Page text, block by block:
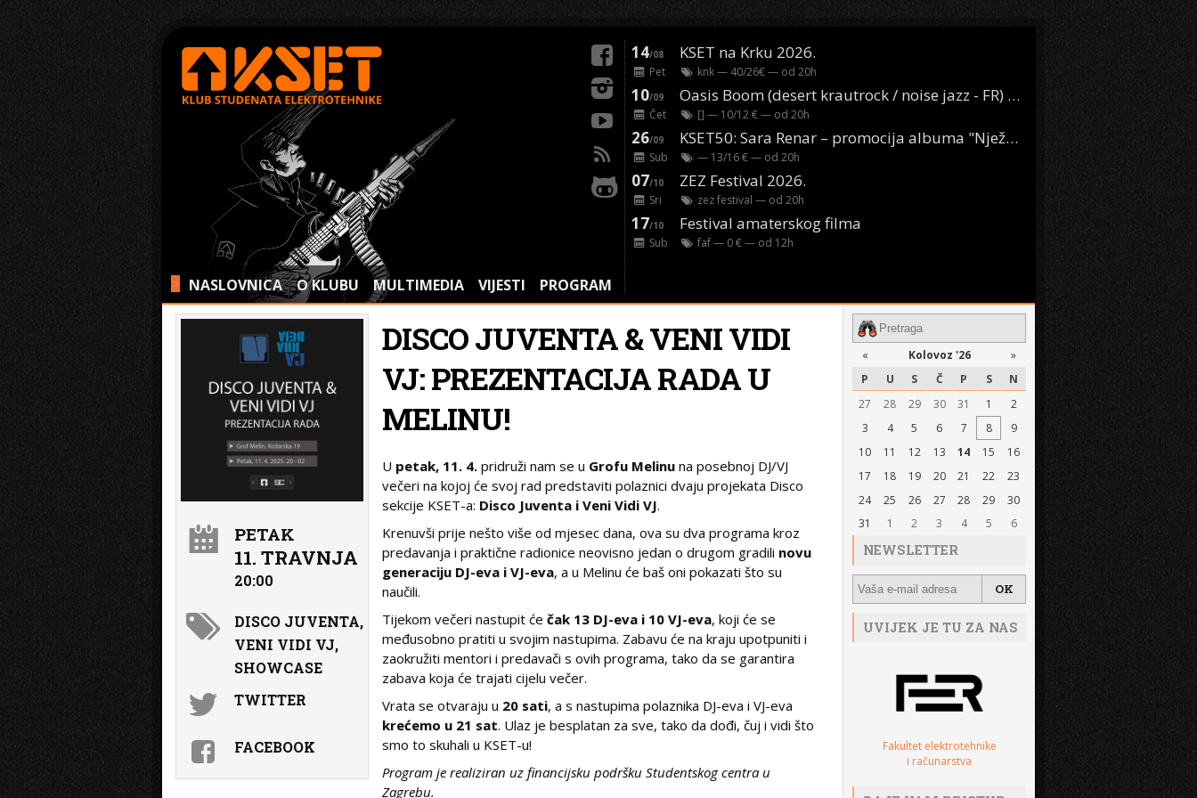
NASLOVNICA O KLUBU MULTIMEDIA VIJESTI PROGRAM
14/08 KSET na Krku 2026.
Pet knk— 40/26€ — od 20h
10/09 Oasis Boom (desert krautrock / noise jazz - FR) @ KONTEJNER
Čet [] — 10/12 € — od 20h
26/09 KSET50: Sara Renar – promocija albuma "Nježne riječi" @ Močvara
Sub — 13/16 € — od 20h
07/10 ZEZ Festival 2026.
Sri zez festival — od 20h
17/10 Festival amaterskog filma
Sub faf— 0 € — od 12h
DISCO JUVENTA & VENI VIDI
VJ: PREZENTACIJA RADA U
MELINU!
U petak, 11. 4. pridruži nam se u Grofu Melinu na posebnoj DJ/VJ
večeri na kojoj će svoj rad predstaviti polaznici dvaju projekata Disco
sekcije KSET-a: Disco Juventa i Veni Vidi VJ.
Krenuvši prije nešto više od mjesec dana, ova su dva programa kroz
predavanja i praktične radionice neovisno jedan o drugom gradili novu
generaciju DJ-eva i VJ-eva, a u Melinu će baš oni pokazati što su
naučili.
Tijekom večeri nastupit ćečak 13 DJ-eva i 10 VJ-eva, koji će se
međusobno pratiti u svojim nastupima. Zabavu će na kraju upotpuniti i
zaokružiti mentori i predavači s ovih programa, tako da se garantira
zabava koja će trajati cijelu večer.
Vrata se otvaraju u 20 sati, a s nastupima polaznika DJ-eva i VJ-eva
krećemo u 21 sat. Ulaz je besplatan za sve, tako da dođi, čuj i vidi što
smo to skuhali u KSET-u!
Program je realiziran uz financijsku podršku Studentskog centra u
Zagrebu.
PETAK
11. TRAVNJA
20:00
DISCO JUVENTA,
VENI VIDI VJ,
SHOWCASE
TWITTER
FACEBOOK
« Kolovoz '26
»
P
U S Č P S
N
27
28 29 30 31 1
2
3
4 5 6 7 8
9
10
11 12 13 14 15
16
17
18 19 20 21 22
23
24
25 26 27 28 29
30
31
1 2 3 4 5 6
NEWSLETTER
UVIJEK JE TU ZA NAS
Fakultet elektrotehnike
i računarstva